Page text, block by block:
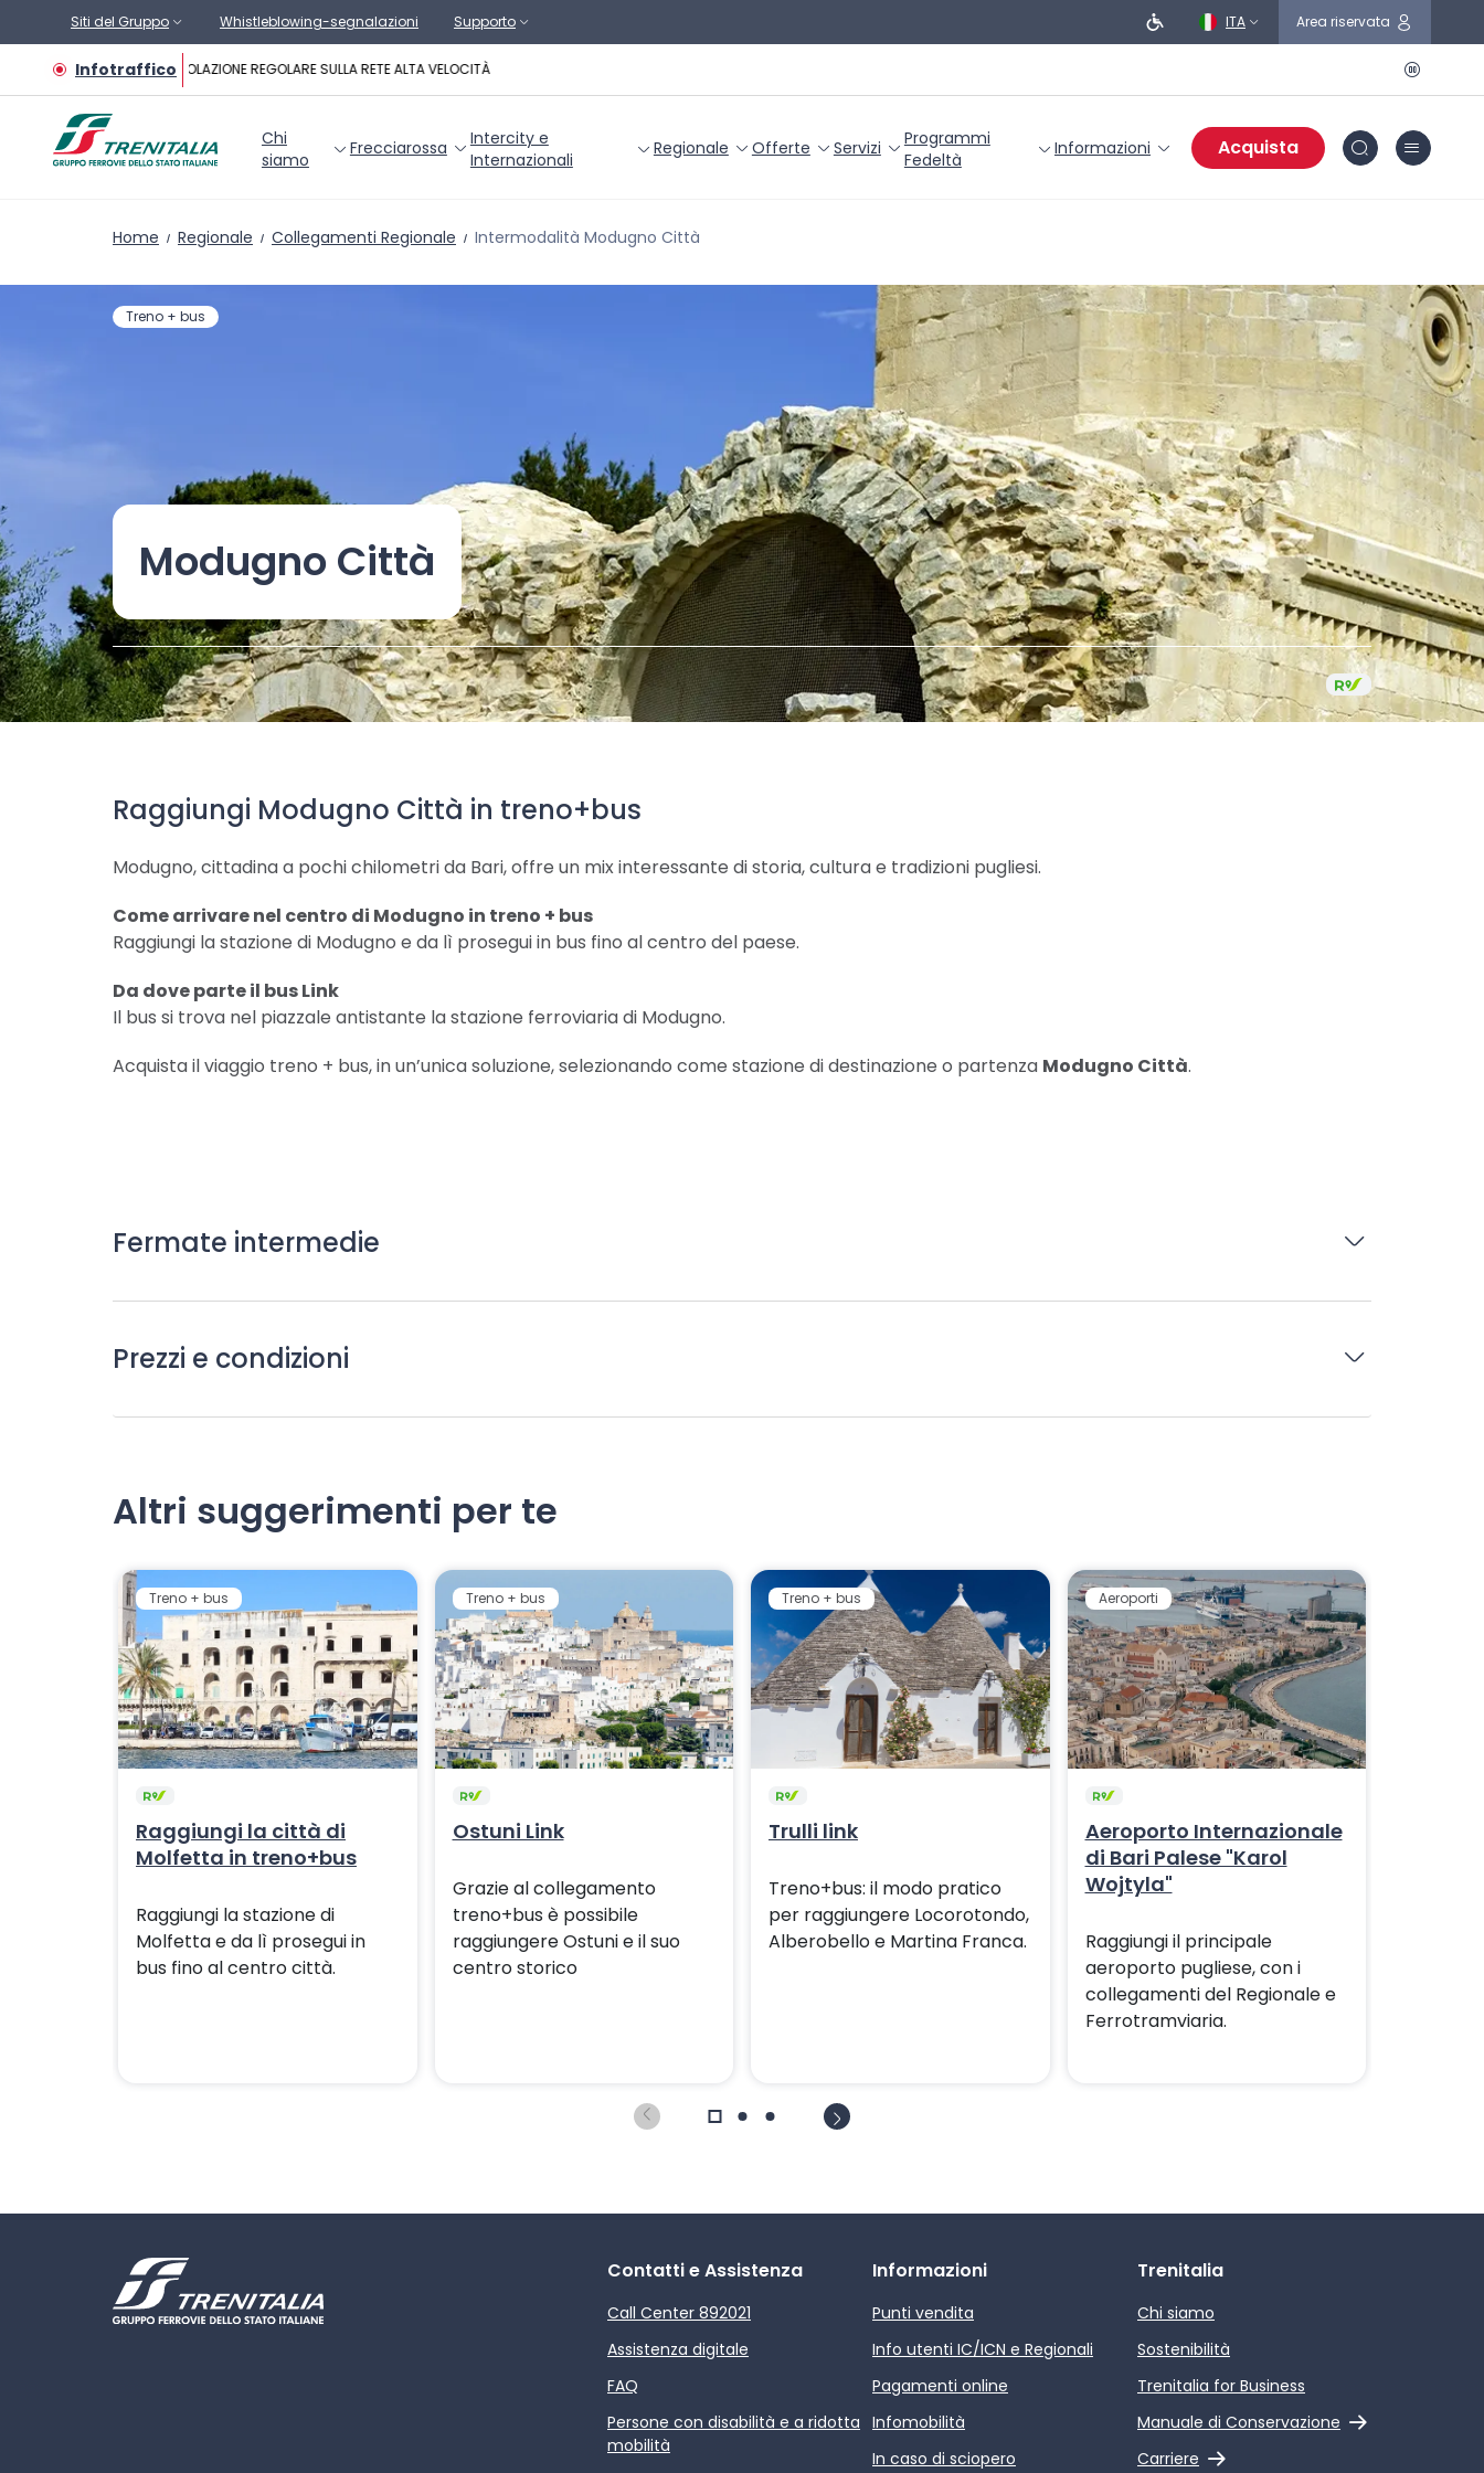
Vai al contenuto principale
Siti del Gruppo Whistleblowing-segnalazioni Supporto ITA Area riservata
InfotrafficoCIRCOLAZIONE REGOLARE SULLA RETE ALTA VELOCITÀ
Chi
siamo
Frecciarossa
Intercity e
Internazionali
Regionale Offerte Servizi
Programmi
Fedeltà
Informazioni Acquista
Home Regionale Collegamenti Regionale Intermodalità Modugno Città
Treno + bus
Modugno Città
Raggiungi Modugno Città in treno+bus
Modugno, cittadina a pochi chilometri da Bari, offre un mix interessante di storia, cultura e tradizioni pugliesi.
Come arrivare nel centro di Modugno in treno + bus
Raggiungi la stazione di Modugno e da lì prosegui in bus fino al centro del paese.
Da dove parte il bus Link
Il bus si trova nel piazzale antistante la stazione ferroviaria di Modugno.
Acquista il viaggio treno + bus, in un’unica soluzione, selezionando come stazione di destinazione o partenza Modugno Città.
Fermate intermedie
Prezzi e condizioni
Altri suggerimenti per te
Treno + bus
Raggiungi la città di
Molfetta in treno+bus
Raggiungi la stazione di
Molfetta e da lì prosegui in
bus fino al centro città.
Treno + bus
Ostuni Link
Grazie al collegamento
treno+bus è possibile
raggiungere Ostuni e il suo
centro storico
Treno + bus
Trulli link
Treno+bus: il modo pratico
per raggiungere Locorotondo,
Alberobello e Martina Franca.
Aeroporti
Aeroporto Internazionale
di Bari Palese "Karol
Wojtyla"
Raggiungi il principale
aeroporto pugliese, con i
collegamenti del Regionale e
Ferrotramviaria.
Contatti e Assistenza
Call Center 892021
Assistenza digitale
FAQ
Persone con disabilità e a ridotta
mobilità
Informazioni
Punti vendita
Info utenti IC/ICN e Regionali
Pagamenti online
Infomobilità
In caso di sciopero
Trenitalia
Chi siamo
Sostenibilità
Trenitalia for Business
Manuale di Conservazione
Link esterno
Carriere
Link esterno